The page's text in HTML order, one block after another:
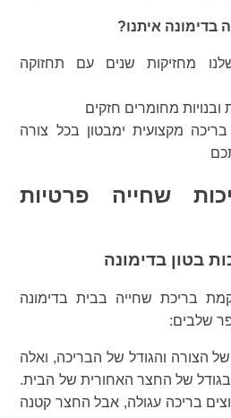
בדימונה איתנו?
מחזיקות שנים עם תחזוקה
ובנויות מחומרים חזקים
מקצועית ימבטון בכל צורה
שחייה פרטיות
בטון בדימונה
בריכת שחייה בבית בדימונה
שלבים:
הצורה והגודל של הבריכה, ואלה
של החצר האחורית של הבית.
בריכה עגולה, אבל החצר קטנה